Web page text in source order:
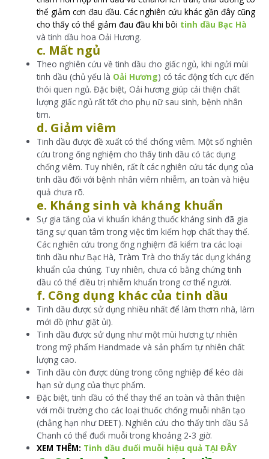
thể giảm cơn đau đầu. Các nghiên cứu khác gần đây cũng
cho thấy có thể giảm đau đầu khi bôi tinh dầu Bạc Hà
và tinh dầu hoa Oải Hương.
c. Mất ngủ
Theo nghiên cứu về tinh dầu cho giấc ngủ, khi ngửi mùi
tinh dầu (chủ yếu là Oải Hương) có tác động tích cực đến
thói quen ngủ. Đặc biệt, Oải hương giúp cải thiện chất
lượng giấc ngủ rất tốt cho phụ nữ sau sinh, bệnh nhân
tim.
d. Giảm viêm
Tinh dầu được đề xuất có thể chống viêm. Một số nghiên
cứu trong ống nghiệm cho thấy tinh dầu có tác dụng
chống viêm. Tuy nhiên, rất ít các nghiên cứu tác dụng của
tinh dầu đối với bệnh nhân viêm nhiễm, an toàn và hiệu
quả chưa rõ.
e. Kháng sinh và kháng khuẩn
Sự gia tăng của vi khuẩn kháng thuốc kháng sinh đã gia
tăng sự quan tâm trong việc tìm kiếm hợp chất thay thế.
Các nghiên cứu trong ống nghiệm đã kiểm tra các loại
tinh dầu như Bạc Hà, Tràm Trà cho thấy tác dụng kháng
khuẩn của chúng. Tuy nhiên, chưa có bằng chứng tinh
dầu có thể điều trị nhiễm khuẩn trong cơ thể người.
f. Công dụng khác của tinh dầu
Tinh dầu được sử dụng nhiều nhất để làm thơm nhà, làm
mới đồ (như giặt ủi).
Tinh dầu được sử dụng như một mùi hương tự nhiên
trong mỹ phẩm Handmade và sản phẩm tự nhiên chất
lượng cao.
Tinh dầu còn được dùng trong công nghiệp để kéo dài
hạn sử dụng của thực phẩm.
Đặc biệt, tinh dầu có thể thay thế an toàn và thân thiện
với môi trường cho các loại thuốc chống muỗi nhân tạo
(chẳng hạn như DEET). Nghiên cứu cho thấy tinh dầu Sả
Chanh có thể đuổi muỗi trong khoảng 2-3 giờ.
XEM THÊM: Tinh dầu đuổi muỗi hiệu quả TẠI ĐÂY